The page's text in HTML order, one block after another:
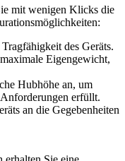
mit wenigen Klicks die
des Geräts.
Eigengewicht,
Hubhöhe an, um
erfüllt.
an die Gegebenheiten